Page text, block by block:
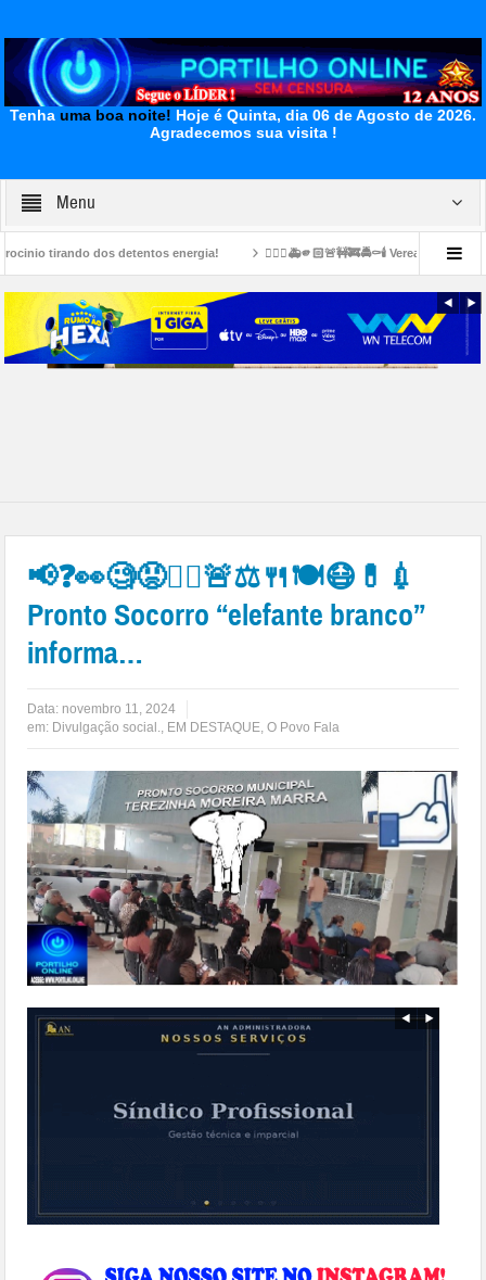
Tenha uma boa noite! Hoje é Quinta, dia 06 de Agosto de 2026.
Agradecemos sua visita !
Menu
detentos energia! 👉🏻🤔🚑🫵🏻🚨🚧🚒🚔⚰️🕯️ Vereador foi morto no bairro
nos ajudar. A inprensa da qui nos negou apoio…Todos os anos nós ficavamos
📢❓👀🧐😡🕵️‍♀️🚨⚖🍴🍽😷💊💉
Pronto Socorro “elefante branco”
informa…
Data: novembro 11, 2024
em: Divulgação social., EM DESTAQUE,O Povo Fala